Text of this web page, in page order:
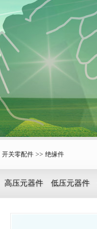
开关零配件 >> 绝缘件
高压元器件 低压元器件